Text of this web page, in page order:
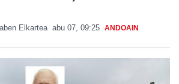
Elkartea abu 07, 09:25 ANDOAIN